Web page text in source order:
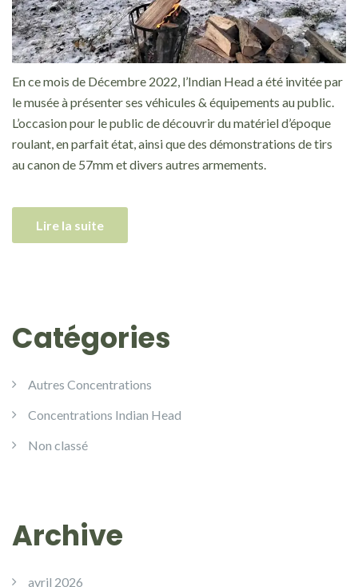
En ce mois de Décembre 2022, l’Indian Head a été invitée par
le musée à présenter ses véhicules & équipements au public.
L’occasion pour le public de découvrir du matériel d’époque
roulant, en parfait état, ainsi que des démonstrations de tirs
au canon de 57mm et divers autres armements.
Lire la suite
Catégories
Autres Concentrations
Concentrations Indian Head
Non classé
Archive
avril 2026